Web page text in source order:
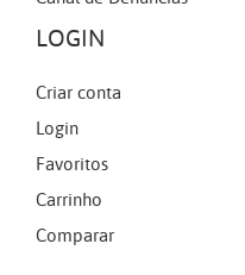
LOGIN
Criar conta
Login
Favoritos
Carrinho
Comparar